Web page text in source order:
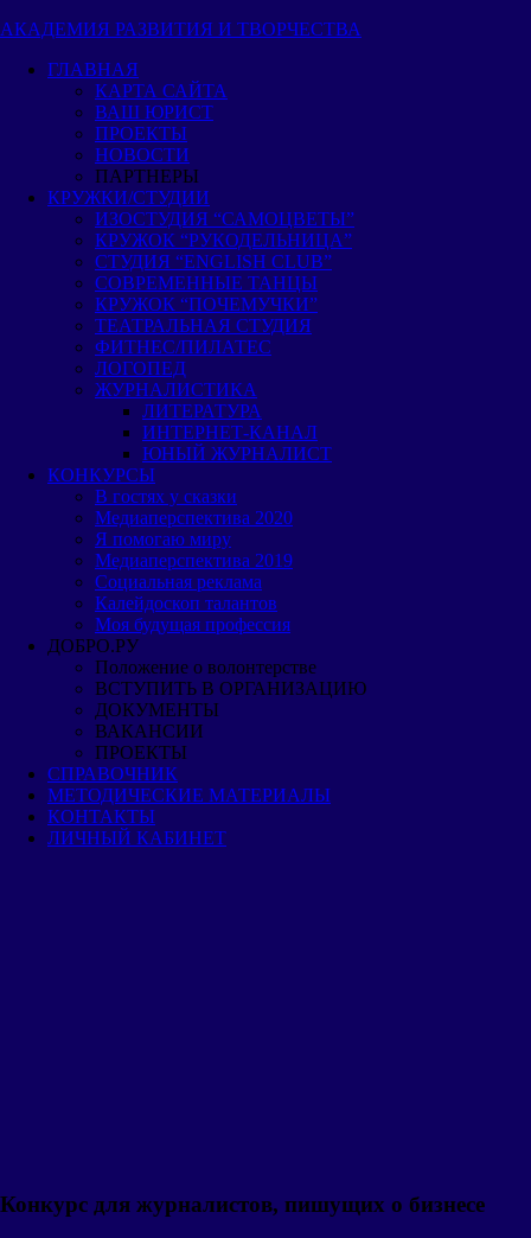
Пропустить
перейти
содержимому
АКАДЕМИЯ РАЗВИТИЯ И ТВОРЧЕСТВА
ГЛАВНАЯ
КАРТА САЙТА
ВАШ ЮРИСТ
ПРОЕКТЫ
НОВОСТИ
ПАРТНЕРЫ
КРУЖКИ/СТУДИИ
ИЗОСТУДИЯ “САМОЦВЕТЫ”
КРУЖОК “РУКОДЕЛЬНИЦА”
СТУДИЯ “ENGLISH CLUB”
СОВРЕМЕННЫЕ ТАНЦЫ
КРУЖОК “ПОЧЕМУЧКИ”
ТЕАТРАЛЬНАЯ СТУДИЯ
ФИТНЕС/ПИЛАТЕС
ЛОГОПЕД
ЖУРНАЛИСТИКА
ЛИТЕРАТУРА
ИНТЕРНЕТ-КАНАЛ
ЮНЫЙ ЖУРНАЛИСТ
КОНКУРСЫ
В гостях у сказки
Медиаперспектива 2020
Я помогаю миру
Медиаперспектива 2019
Cоциальная реклама
Калейдоскоп талантов
Моя будущая профессия
ДОБРО.РУ
Положение о волонтерстве
ВСТУПИТЬ В ОРГАНИЗАЦИЮ
ДОКУМЕНТЫ
ВАКАНСИИ
ПРОЕКТЫ
СПРАВОЧНИК
МЕТОДИЧЕСКИЕ МАТЕРИАЛЫ
КОНТАКТЫ
ЛИЧНЫЙ КАБИНЕТ
Конкурс для журналистов, пишущих о бизнесе